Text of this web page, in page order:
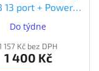
13 port + Power
Adapter 60W
Do týdne
157 Kč bez DPH
1 400 Kč